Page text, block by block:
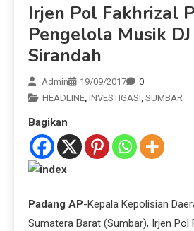
Irjen Pol Fakhrizal
Pengelola Musik
Sirandah
Admin 19/09/2017
0
HEADLINE INVESTIGASI SUMBAR
Bagikan
Padang AP-Kepala Kepolisian
Sumatera Barat (Sumbar), Irjen Pol